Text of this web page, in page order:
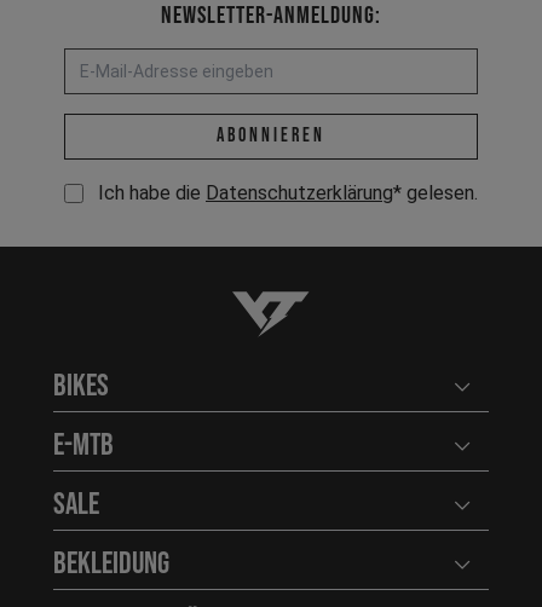
Newsletter-Anmeldung:
E-Mail-Adresse *
abonnieren
Ich habe die Datenschutzerklärung* gelesen.
YT-Industries
Bikes
E-MTB
Sale
Bekleidung